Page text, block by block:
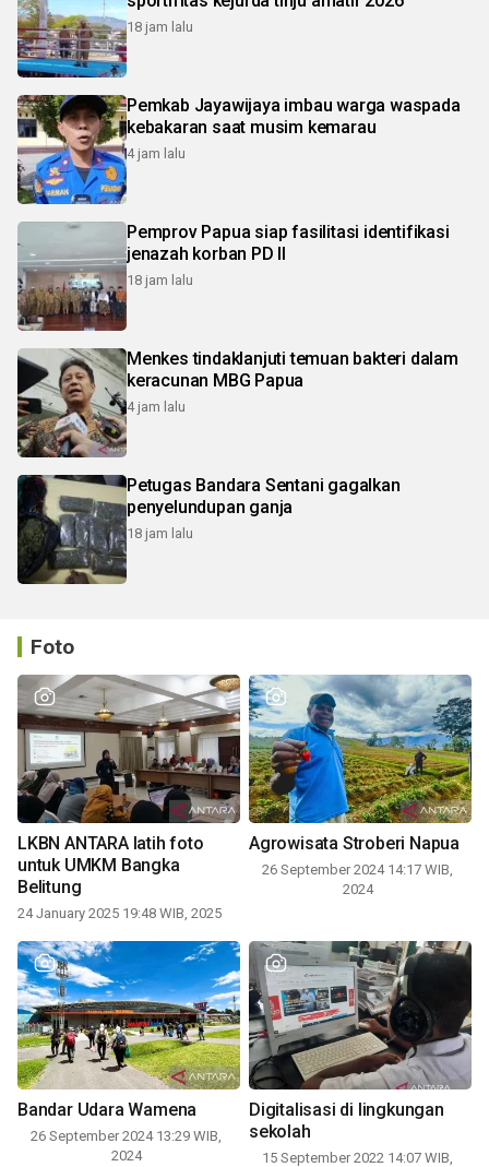
18 jam lalu
Pemkab Jayawijaya imbau warga waspada
kebakaran saat musim kemarau
4 jam lalu
Pemprov Papua siap fasilitasi identifikasi
jenazah korban PD II
18 jam lalu
Menkes tindaklanjuti temuan bakteri dalam
keracunan MBG Papua
4 jam lalu
Petugas Bandara Sentani gagalkan
penyelundupan ganja
18 jam lalu
Foto
LKBN ANTARA latih foto
untuk UMKM Bangka
Belitung
24 January 2025 19:48 WIB, 2025
Agrowisata Stroberi Napua
26 September 2024 14:17 WIB,
2024
Bandar Udara Wamena
26 September 2024 13:29 WIB,
2024
Digitalisasi di lingkungan
sekolah
15 September 2022 14:07 WIB,